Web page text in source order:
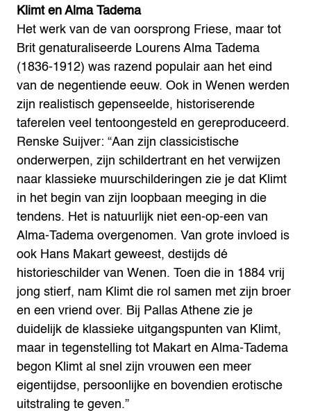
Klimt en Alma Tadema
Het werk van de van oorsprong Friese, maar tot
Brit genaturaliseerde Lourens Alma Tadema
(1836-1912) was razend populair aan het eind
van de negentiende eeuw. Ook in Wenen werden
zijn realistisch gepenseelde, historiserende
taferelen veel tentoongesteld en gereproduceerd.
Renske Suijver: “Aan zijn classicistische
onderwerpen, zijn schildertrant en het verwijzen
naar klassieke muurschilderingen zie je dat Klimt
in het begin van zijn loopbaan meeging in die
tendens. Het is natuurlijk niet een-op-een van
Alma-Tadema overgenomen. Van grote invloed is
ook Hans Makart geweest, destijds dé
historieschilder van Wenen. Toen die in 1884 vrij
jong stierf, nam Klimt die rol samen met zijn broer
en een vriend over. Bij Pallas Athene zie je
duidelijk de klassieke uitgangspunten van Klimt,
maar in tegenstelling tot Makart en Alma-Tadema
begon Klimt al snel zijn vrouwen een meer
eigentijdse, persoonlijke en bovendien erotische
uitstraling te geven.”